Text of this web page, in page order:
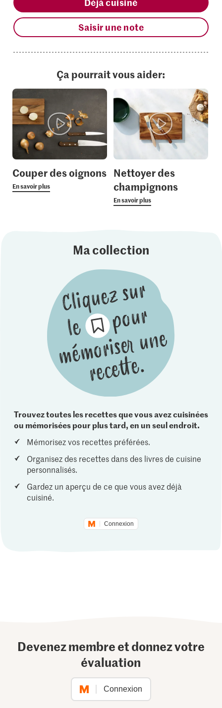
Saisir une note
Ça pourrait vous aider:
Couper des oignons
En savoir plus
Nettoyer des
champignons
En savoir plus
Ma collection
Trouvez toutes les recettes que vous avez cuisinées
ou mémorisées pour plus tard, en un seul endroit.
Mémorisez vos recettes préférées.
Organisez des recettes dans des livres de cuisine
personnalisés.
Gardez un aperçu de ce que vous avez déjà
cuisiné.
Connexion
Devenez membre et donnez votre
évaluation
Connexion